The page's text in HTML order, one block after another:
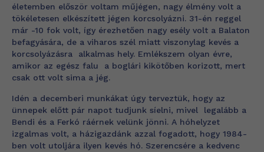
életemben először voltam műjégen, nagy élmény volt a
tökéletesen elkészített jégen korcsolyázni. 31-én reggel
már -10 fok volt, így érezhetően nagy esély volt a Balaton
befagyására, de a viharos szél miatt viszonylag kevés a
korcsolyázásra alkalmas hely. Emlékszem olyan évre,
amikor az egész falu a boglári kikötőben korizott, mert
csak ott volt sima a jég.
Idén a decemberi munkákat úgy terveztük, hogy az
ünnepek előtt pár napot tudjunk síelni, mivel legalább a
Bendi és a Ferkó ráérnek velünk jönni. A hóhelyzet
izgalmas volt, a házigazdánk azzal fogadott, hogy 1984-
ben volt utoljára ilyen kevés hó. Szerencsére a kedvenc